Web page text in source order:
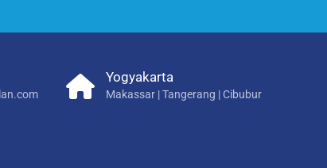
Yogyakarta
Makassar | Tangerang | Cibubur